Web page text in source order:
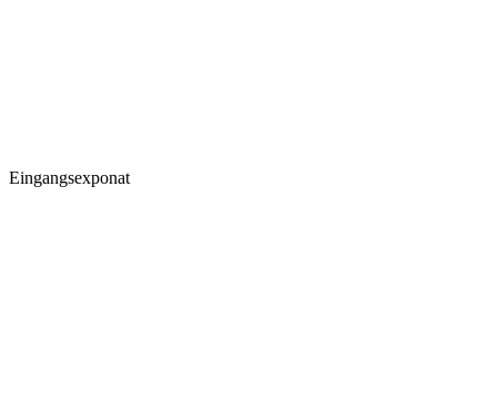
Eingangsexponat